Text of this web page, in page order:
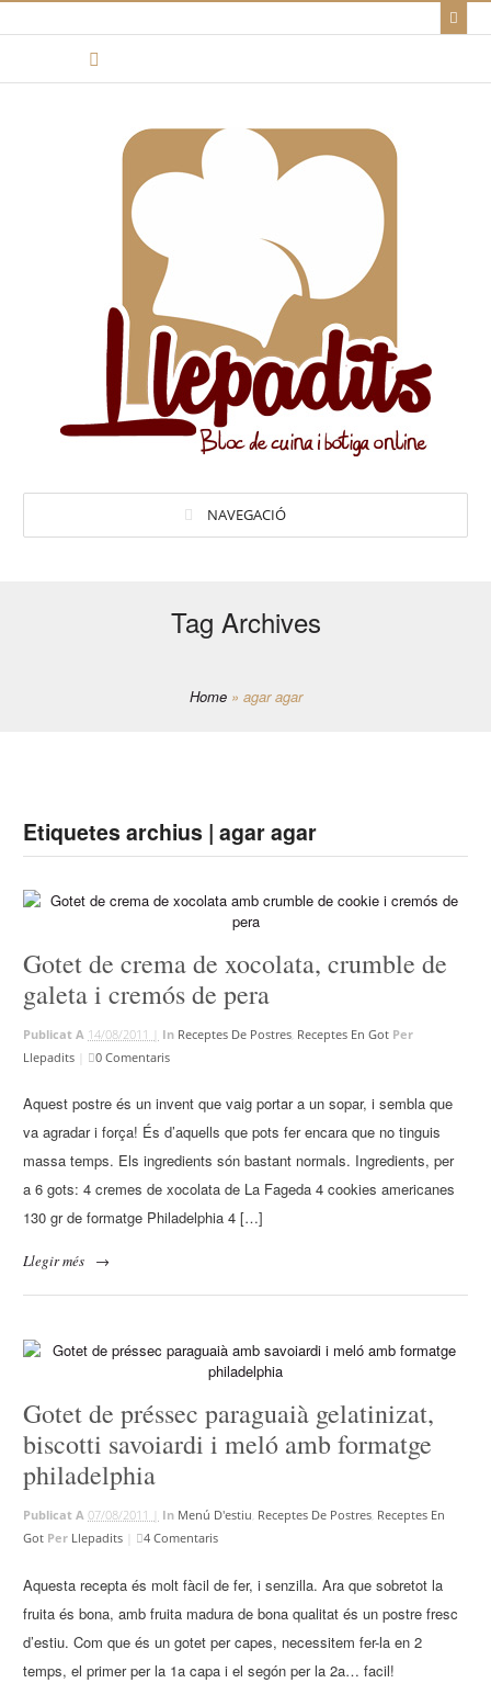
NAVEGACIÓ
Tag Archives
Home » agar agar
Etiquetes archius | agar agar
Gotet de crema de xocolata, crumble de
galeta i cremós de pera
Publicat A 14/08/2011 | In Receptes De Postres Receptes En Got Per
Llepadits
0 Comentaris
Aquest postre és un invent que vaig portar a un sopar, i sembla que
va agradar i força! És d’aquells que pots fer encara que no tinguis
massa temps. Els ingredients són bastant normals. Ingredients, per
a 6 gots: 4 cremes de xocolata de La Fageda 4 cookies americanes
130 gr de formatge Philadelphia 4 […]
Llegir més →
Gotet de préssec paraguaià gelatinizat,
biscotti savoiardi i meló amb formatge
philadelphia
Publicat A07/08/2011 | In Menú D'estiu, Receptes De Postres, Receptes En
Got Per Llepadits 4 Comentaris
Aquesta recepta és molt fàcil de fer, i senzilla. Ara que sobretot la
fruita és bona, amb fruita madura de bona qualitat és un postre fresc
d’estiu. Com que és un gotet per capes, necessitem fer-la en 2
temps, el primer per la 1a capa i el segón per la 2a… facil!